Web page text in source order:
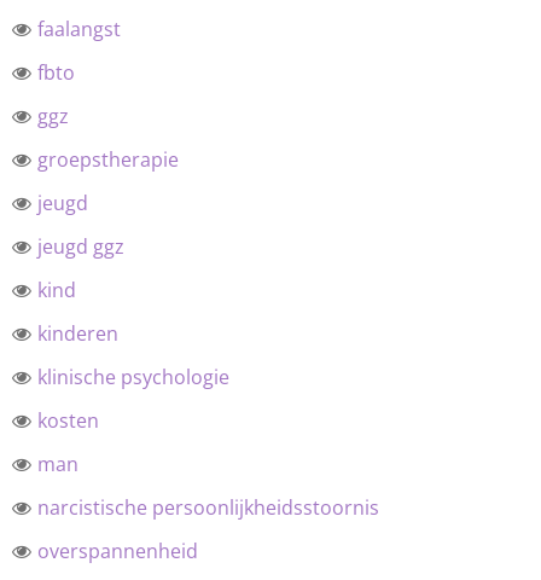
faalangst
fbto
ggz
groepstherapie
jeugd
jeugd ggz
kind
kinderen
klinische psychologie
kosten
man
narcistische persoonlijkheidsstoornis
overspannenheid